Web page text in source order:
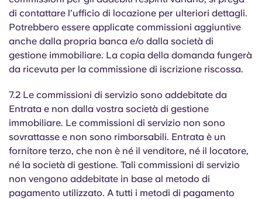
di contattare l’ufficio di locazione per ulteriori dettagli.
Potrebbero essere applicate commissioni aggiuntive
anche dalla propria banca e/o dalla società di
gestione immobiliare. La copia della domanda fungerà
da ricevuta per la commissione di iscrizione riscossa.
7.2 Le commissioni di servizio sono addebitate da
Entrata e non dalla vostra società di gestione
immobiliare. Le commissioni di servizio non sono
sovrattasse e non sono rimborsabili. Entrata è un
fornitore terzo, che non è né il venditore, né il locatore,
né la società di gestione. Tali commissioni di servizio
non vengono addebitate in base al metodo di
pagamento utilizzato. A tutti i metodi di pagamento